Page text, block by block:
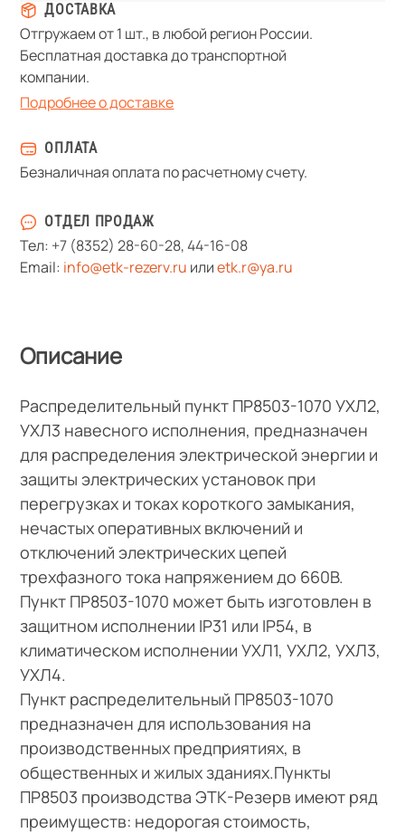
ДОСТАВКА
Отгружаем от 1 шт., в любой регион России.
Бесплатная доставка до транспортной
компании.
Подробнее о доставке
ОПЛАТА
Безналичная оплата по расчетному счету.
ОТДЕЛ ПРОДАЖ
Тел: +7 (8352) 28-60-28,44-16-08
Email: info@etk-rezerv.ru илиetk.r@ya.ru
Описание
Распределительный пункт ПР8503-1070 УХЛ2,
УХЛ3 навесного исполнения, предназначен
для распределения электрической энергии и
защиты электрических установок при
перегрузках и токах короткого замыкания,
нечастых оперативных включений и
отключений электрических цепей
трехфазного тока напряжением до 660В.
Пункт ПР8503-1070 может быть изготовлен в
защитном исполнении IP31 или IP54, в
климатическом исполнении УХЛ1, УХЛ2, УХЛ3,
УХЛ4.
Пункт распределительный ПР8503-1070
предназначен для использования на
производственных предприятиях, в
общественных и жилых зданиях.Пункты
ПР8503 производства ЭТК-Резерв имеют ряд
преимуществ: недорогая стоимость,